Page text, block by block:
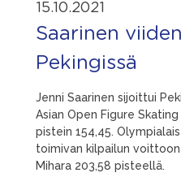
15.10.2021
Saarinen
Pekingissä
Jenni Saarinen sijoittui
Asian Open Figure
pistein 154,45.
toimivan kilpailun
Mihara 203,58 pisteellä.